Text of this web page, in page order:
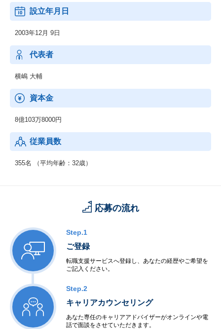
したメディア事業展開をしています。
医療現場の業務プロセスや医療サービスの変革を目指し、
クリニック専用 情報共有アプリ「メディパシー」や
予約/患者管理システム「レジタス」、
オールインワンのキャッシュレス端末の導入サポートなどのサー
ビスを展開。
アナログコミュニケーションからの脱却のサポートを実現しま
す。
③HR領域
「医療従事者の人材不足・働き方改善」といった日本の医療現場
が抱える人的課題の解決をテーマに
クリニック専用の人事評価・人材マネジメントシステム「ドクタ
ーズ・ファイル クリニコ」や
医療現場を支える「人」にまつわるあらゆる課題の解決を目指し
④コンサル領域
患者情報や患者ニーズへの深い洞察といった私たちの強みを生か
し、
開業医や開業を目指すドクターをサポートする経営支援メディア
「クリニック未来ラボ」を運営。
います。
設立年月日
2003年12月 9日
代表者
横嶋 大輔
資本金
8億103万8000円
従業員数
355名 （平均年齢：32歳）
応募の流れ
Step.1
ご登録
転職支援サービスへ登録し、あなたの経歴やご希望を
ご記入ください。
Step.2
キャリアカウンセリング
あなた専任のキャリアアドバイザーがオンラインや電
話で面談をさせていただきます。